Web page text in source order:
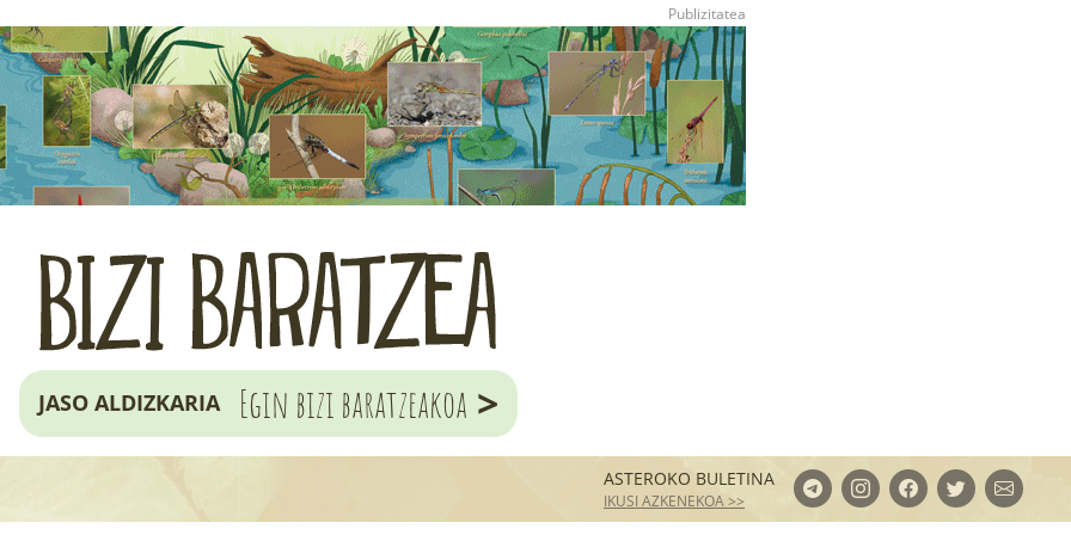
JASO ALDIZKARIA Egin bizi baratzeakoa >
ASTEROKO BULETINA
IKUSI AZKENEKOA >>